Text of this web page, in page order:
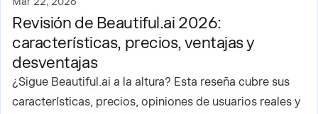
Revisión de Beautiful.ai 2026:
características, precios, ventajas y
desventajas
¿Sigue Beautiful.ai a la altura? Esta reseña cubre sus
características, precios, opiniones de usuarios reales y